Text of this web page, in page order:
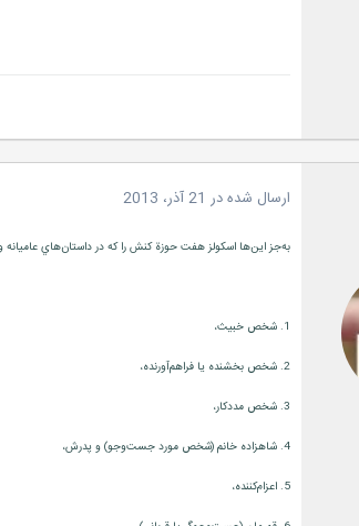
ارسال شده در 21 آذر، 2013
به‌جز اين‌ها اسكولز هفت حوزة كنش را كه در داستان‌هاي عاميانه
1. شخص خبيث،
2. شخص بخشنده يا فراهم‌آورنده،
3. شخص مددكار،
4. شاهزاده خانم (شخص مورد جست‌وجو) و پدرش،
5. اعزام‌كننده،